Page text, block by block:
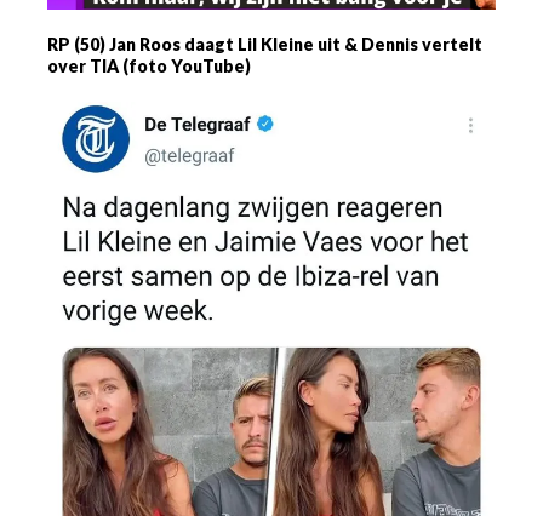
RP (50) Jan Roos daagt Lil Kleine uit & Dennis vertelt
over TIA (foto YouTube)